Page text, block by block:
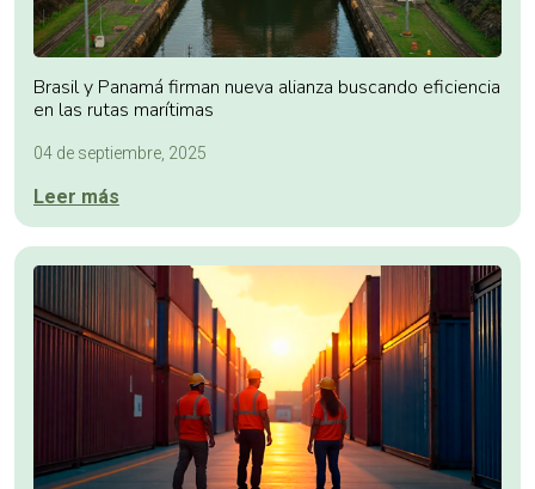
Brasil y Panamá firman nueva alianza buscando eficiencia
en las rutas marítimas
04 de septiembre, 2025
Leer más